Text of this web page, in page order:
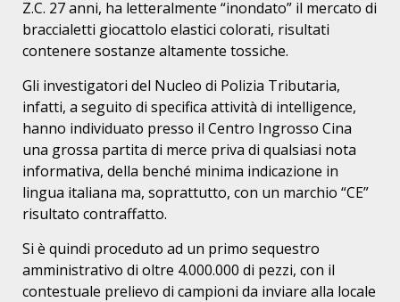
Z.C. 27 anni, ha letteralmente “inondato” il mercato di
braccialetti giocattolo elastici colorati, risultati
contenere sostanze altamente tossiche.
Gli investigatori del Nucleo di Polizia Tributaria,
infatti, a seguito di specifica attività di intelligence,
hanno individuato presso il Centro Ingrosso Cina
una grossa partita di merce priva di qualsiasi nota
informativa, della benché minima indicazione in
lingua italiana ma, soprattutto, con un marchio “CE”
risultato contraffatto.
Si è quindi proceduto ad un primo sequestro
amministrativo di oltre 4.000.000 di pezzi, con il
contestuale prelievo di campioni da inviare alla locale